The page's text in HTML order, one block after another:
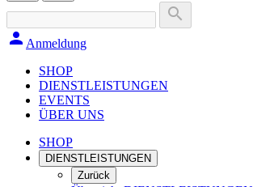
search
person Anmeldung
SHOP
DIENSTLEISTUNGEN
EVENTS
ÜBER UNS
SHOP
DIENSTLEISTUNGEN
Zurück